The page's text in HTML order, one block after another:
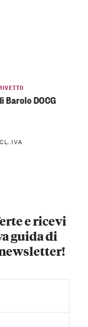
Barolo DOCG
IVA
e ricevi
guida di